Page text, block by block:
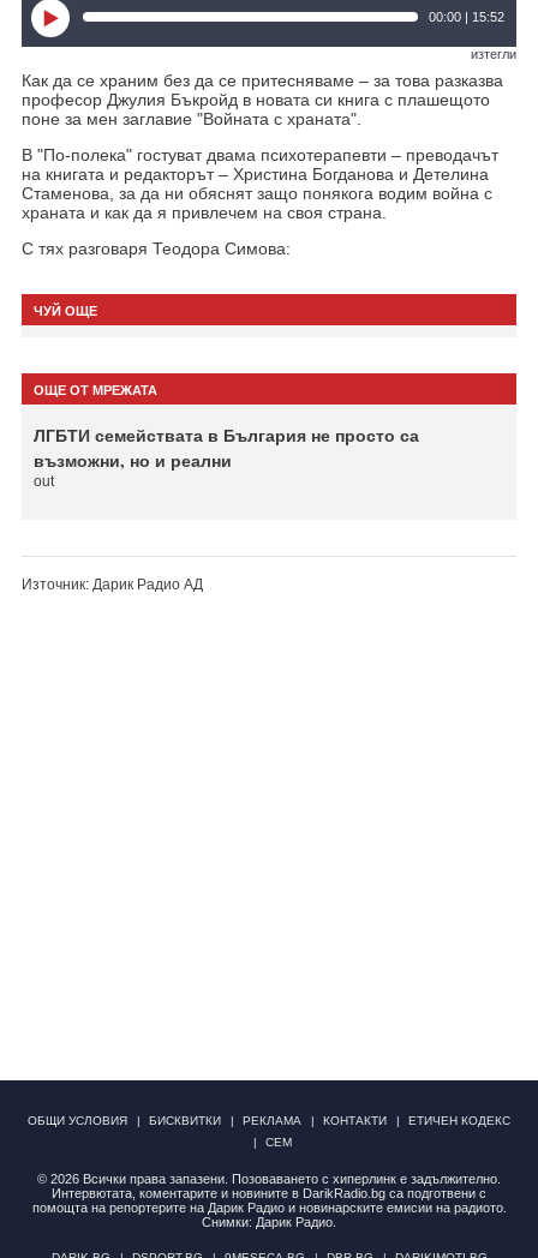
00:00 | 15:52
изтегли
Как да се храним без да се притесняваме – за това разказва
професор Джулия Бъкройд в новата си книга с плашещото
поне за мен заглавие "Войната с храната".
В "По-полека" гостуват двама психотерапевти – преводачът
на книгата и редакторът – Христина Богданова и Детелина
Стаменова, за да ни обяснят защо понякога водим война с
храната и как да я привлечем на своя страна.
С тях разговаря Теодора Симова:
ЧУЙ ОЩЕ
ОЩЕ ОТ МРЕЖАТА
ЛГБТИ семействата в България не просто са
възможни, но и реални
out
Източник: Дарик Радио АД
ОБЩИ УСЛОВИЯ БИСКВИТКИ РЕКЛАМА КОНТАКТИ
ЕТИЧЕН КОДЕКС
СЕМ
© 2026 Всички права запазени. Позоваването с хиперлинк е задължително.
Интервютата, коментарите и новините в DarikRadio.bg са подготвени с
помощта на репортерите на Дарик Радио и новинарските емисии на радиото.
Снимки: Дарик Радио.